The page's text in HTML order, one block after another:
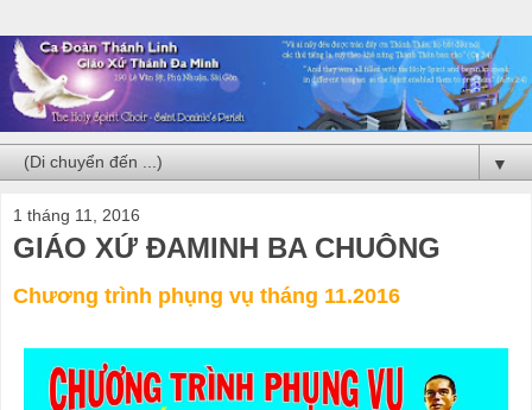
▼
1 tháng 11, 2016
GIÁO XỨ ĐAMINH BA CHUÔNG
Chương trình phụng vụ tháng 11.2016